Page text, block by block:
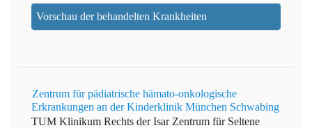
Vorschau der behandelten Krankheiten
Zentrum für pädiatrische hämato-onkologische
Erkrankungen an der Kinderklinik München Schwabing
TUM Klinikum Rechts der Isar Zentrum für Seltene